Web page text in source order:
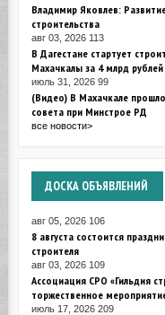
Владимир Яковлев:
строительства
авг 03, 2026 113
В Дагестане стартует
Махачкалы за 4 млрд рублей
июль 31, 2026 99
(Видео) В Махачкале
совета при Минстрое РД
все новости>
ДОСКА ОБЪЯВЛЕНИЙ
авг 05, 2026 106
8 августа состоится
строителя
авг 03, 2026 109
Ассоциация СРО «Гильдия
торжественное
июль 17, 2026 209